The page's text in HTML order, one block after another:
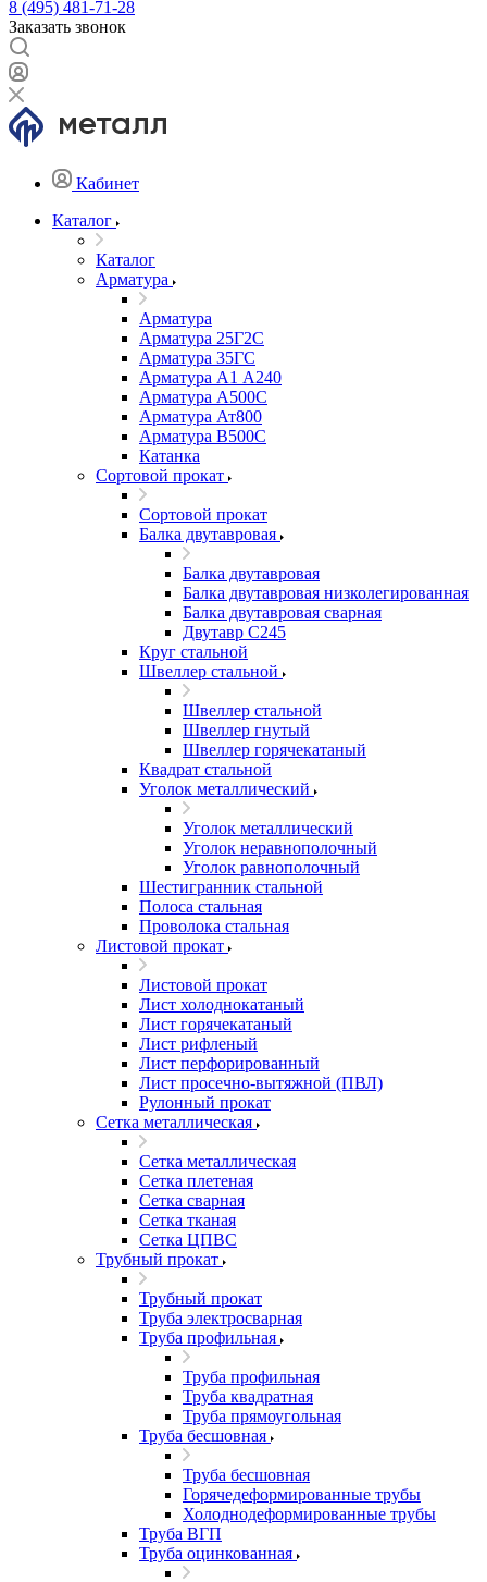
8 (495) 481-71-28
Заказать звонок
Кабинет
Каталог
Каталог
Арматура
Арматура
Арматура 25Г2С
Арматура 35ГС
Арматура А1 А240
Арматура А500С
Арматура Ат800
Арматура В500С
Катанка
Сортовой прокат
Сортовой прокат
Балка двутавровая
Балка двутавровая
Балка двутавровая низколегированная
Балка двутавровая сварная
Двутавр С245
Круг стальной
Швеллер стальной
Швеллер стальной
Швеллер гнутый
Швеллер горячекатаный
Квадрат стальной
Уголок металлический
Уголок металлический
Уголок неравнополочный
Уголок равнополочный
Шестигранник стальной
Полоса стальная
Проволока стальная
Листовой прокат
Листовой прокат
Лист холоднокатаный
Лист горячекатаный
Лист рифленый
Лист перфорированный
Лист просечно-вытяжной (ПВЛ)
Рулонный прокат
Сетка металлическая
Сетка металлическая
Сетка плетеная
Сетка сварная
Сетка тканая
Сетка ЦПВС
Трубный прокат
Трубный прокат
Труба электросварная
Труба профильная
Труба профильная
Труба квадратная
Труба прямоугольная
Труба бесшовная
Труба бесшовная
Горячедеформированные трубы
Холоднодеформированные трубы
Труба ВГП
Труба оцинкованная